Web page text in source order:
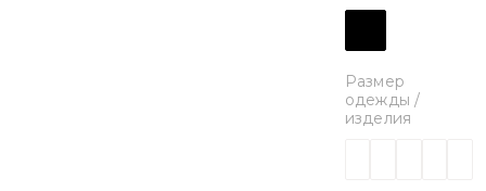
Размер
одежды /
изделия